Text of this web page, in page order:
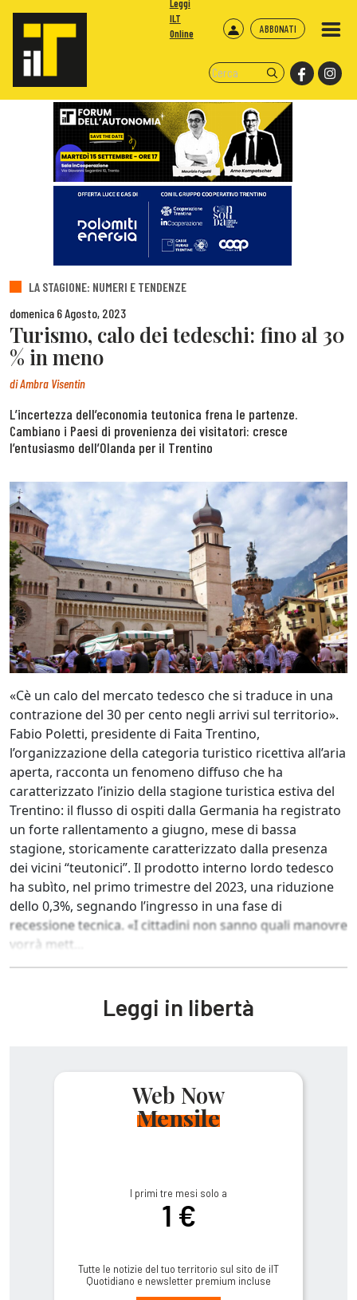
ABBONATI
Leggi
ILT
Online
LA STAGIONE: NUMERI E TENDENZE
domenica 6 Agosto, 2023
Turismo, calo dei tedeschi: fino al 30
% in meno
diAmbra Visentin
L’incertezza dell’economia teutonica frena le partenze.
Cambiano i Paesi di provenienza dei visitatori: cresce
l’entusiasmo dell’Olanda per il Trentino
«Cè un calo del mercato tedesco che si traduce in una
contrazione del 30 per cento negli arrivi sul territorio».
Fabio Poletti, presidente di Faita Trentino,
l’organizzazione della categoria turistico ricettiva all’aria
aperta, racconta un fenomeno diffuso che ha
caratterizzato l’inizio della stagione turistica estiva del
Trentino: il flusso di ospiti dalla Germania ha registrato
un forte rallentamento a giugno, mese di bassa
stagione, storicamente caratterizzato dalla presenza
dei vicini “teutonici”. Il prodotto interno lordo tedesco
ha subìto, nel primo trimestre del 2023, una riduzione
dello 0,3%, segnando l’ingresso in una fase di
recessione tecnica. «I cittadini non sanno quali manovre
vorrà mett...
Leggi in libertà
Web Now
Mensile
I primi tre mesi solo a
1 €
Tutte le notizie del tuo territorio sul sito de ilT
Quotidiano e newsletter premium incluse